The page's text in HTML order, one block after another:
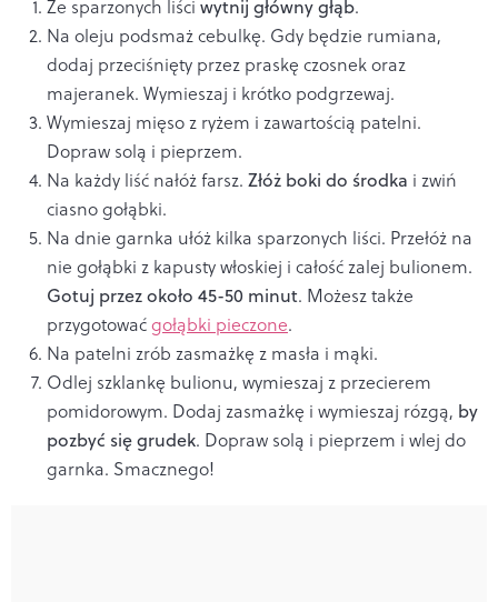
Ze sparzonych liści wytnij główny głąb.
Na oleju podsmaż cebulkę. Gdy będzie rumiana,
dodaj przeciśnięty przez praskę czosnek oraz
majeranek. Wymieszaj i krótko podgrzewaj.
Wymieszaj mięso z ryżem i zawartością patelni.
Dopraw solą i pieprzem.
Na każdy liść nałóż farsz. Złóż boki do środka i zwiń
ciasno gołąbki.
Na dnie garnka ułóż kilka sparzonych liści. Przełóż na
nie gołąbki z kapusty włoskiej i całość zalej bulionem.
Gotuj przez około 45-50 minut. Możesz także
przygotowaćgołąbki pieczone.
Na patelni zrób zasmażkę z masła i mąki.
Odlej szklankę bulionu, wymieszaj z przecierem
pomidorowym. Dodaj zasmażkę i wymieszaj rózgą, by
pozbyć się grudek. Dopraw solą i pieprzem i wlej do
garnka. Smacznego!